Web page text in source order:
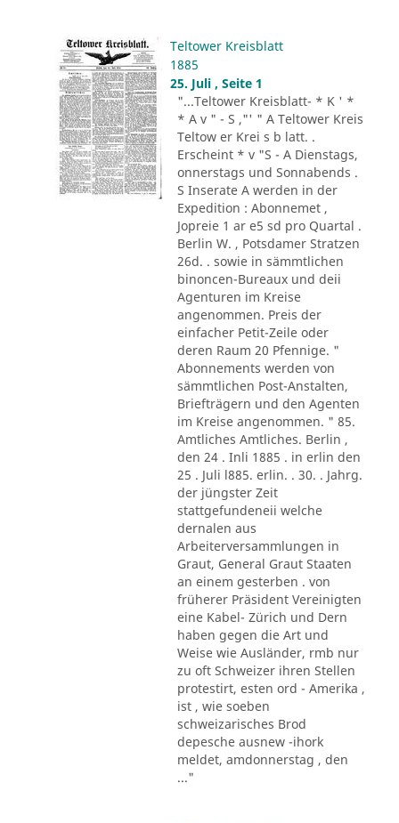
Teltower Kreisblatt
1885
25. Juli , Seite 1
"...Teltower Kreisblatt- * K ' *
* A v " - S ,"' " A Teltower Kreis
Teltow er Krei s b latt. .
Erscheint * v "S - A Dienstags,
onnerstags und Sonnabends .
S Inserate A werden in der
Expedition : Abonnemet ,
Jopreie 1 ar e5 sd pro Quartal .
Berlin W. , Potsdamer Stratzen
26d. . sowie in sämmtlichen
binoncen-Bureaux und deii
Agenturen im Kreise
angenommen. Preis der
einfacher Petit-Zeile oder
deren Raum 20 Pfennige. "
Abonnements werden von
sämmtlichen Post-Anstalten,
Briefträgern und den Agenten
im Kreise angenommen. " 85.
Amtliches Amtliches. Berlin ,
den 24 . Inli 1885 . in erlin den
25 . Juli l885. erlin. . 30. . Jahrg.
der jüngster Zeit
stattgefundeneii welche
dernalen aus
Arbeiterversammlungen in
Graut, General Graut Staaten
an einem gesterben . von
früherer Präsident Vereinigten
eine Kabel- Zürich und Dern
haben gegen die Art und
Weise wie Ausländer, rmb nur
zu oft Schweizer ihren Stellen
protestirt, esten ord - Amerika ,
ist , wie soeben
schweizarisches Brod
depesche ausnew -ihork
meldet, amdonnerstag , den
..."